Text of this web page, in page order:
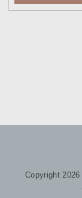
Copyright 2026